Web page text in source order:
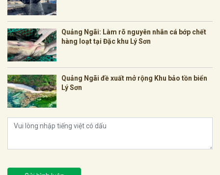
Quảng Ngãi: Làm rõ nguyên nhân cá bớp chết
hàng loạt tại Đặc khu Lý Sơn
Quảng Ngãi đề xuất mở rộng Khu bảo tồn biển
Lý Sơn